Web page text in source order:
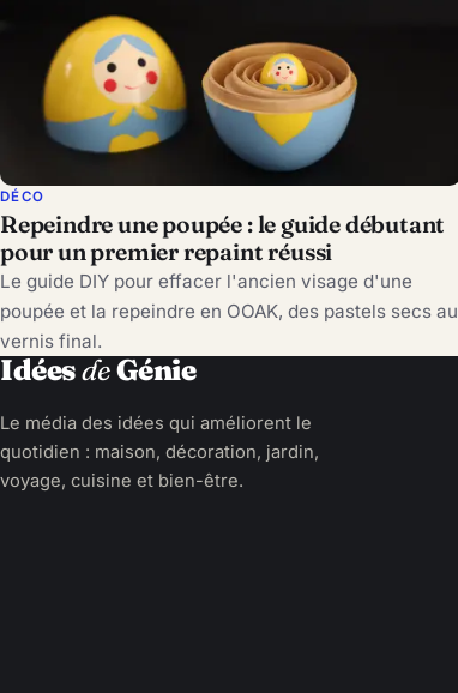
DÉCO
Repeindre une poupée : le guide débutant
pour un premier repaint réussi
Le guide DIY pour effacer l'ancien visage d'une
poupée et la repeindre en OOAK, des pastels secs au
vernis final.
IdéesdeGénie
Le média des idées qui améliorent le
quotidien : maison, décoration, jardin,
voyage, cuisine et bien-être.